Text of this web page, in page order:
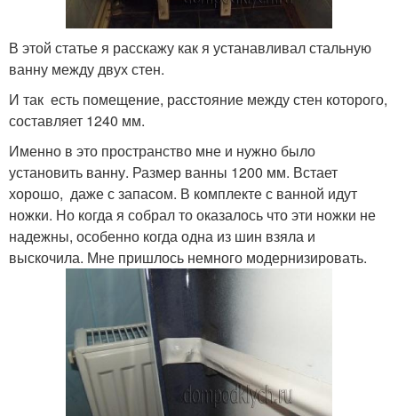
В этой статье я расскажу как я устанавливал стальную
ванну между двух стен.
И так есть помещение, расстояние между стен которого,
составляет 1240 мм.
Именно в это пространство мне и нужно было
установить ванну. Размер ванны 1200 мм. Встает
хорошо, даже с запасом. В комплекте с ванной идут
ножки. Но когда я собрал то оказалось что эти ножки не
надежны, особенно когда одна из шин взяла и
выскочила. Мне пришлось немного модернизировать.